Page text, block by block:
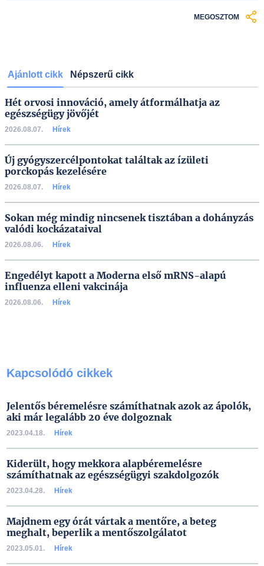
MEGOSZTOM
Ajánlott cikk Népszerű cikk
Hét orvosi innováció, amely átformálhatja az
egészségügy jövőjét
2026.08.07. Hírek
Új gyógyszercélpontokat találtak az ízületi
porckopás kezelésére
2026.08.07. Hírek
Sokan még mindig nincsenek tisztában a dohányzás
valódi kockázataival
2026.08.06. Hírek
Engedélyt kapott a Moderna első mRNS-alapú
influenza elleni vakcinája
2026.08.06. Hírek
Kapcsolódó cikkek
Jelentős béremelésre számíthatnak azok az ápolók,
aki már legalább 20 éve dolgoznak
2023.04.18. Hírek
Kiderült, hogy mekkora alapbéremelésre
számíthatnak az egészségügyi szakdolgozók
2023.04.28. Hírek
Majdnem egy órát vártak a mentőre, a beteg
meghalt, beperlik a mentőszolgálatot
2023.05.01. Hírek